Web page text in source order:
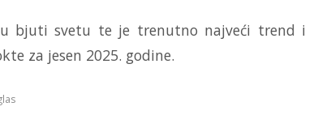
bjuti svetu te je trenutno najveći trend i
za jesen 2025. godine.